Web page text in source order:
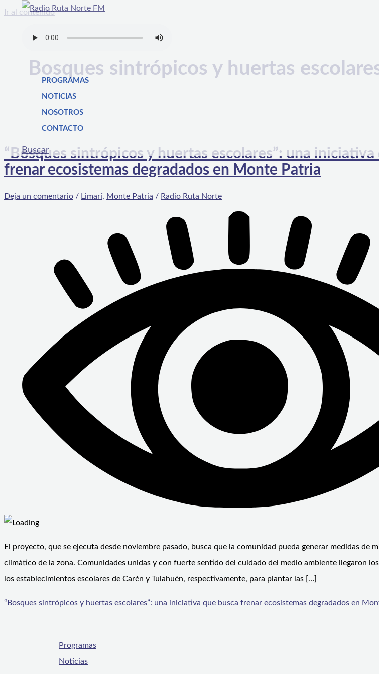
Ir al contenido
PROGRAMAS
NOTICIAS
NOSOTROS
CONTACTO
Buscar
Bosques sintrópicos y huertas
“Bosques sintrópicos y huertas escolares”: una iniciativa
frenar ecosistemas degradados en Monte Patria
Deja un comentario / Limarí, Monte Patria / Radio Ruta Norte
El proyecto, que se ejecuta desde noviembre pasado, busca que la comunidad pueda generar medidas de
climático de la zona. Comunidades unidas y con fuerte sentido del cuidado del medio ambiente llegaron
los establecimientos escolares de Carén y Tulahuén, respectivamente, para plantar las […]
“Bosques sintrópicos y huertas escolares”: una iniciativa que busca frenar ecosistemas degradados en
Programas
Noticias